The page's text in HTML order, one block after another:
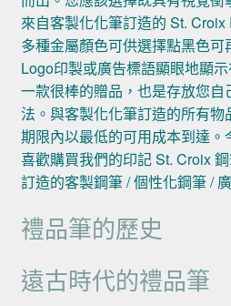
來自客製化化筆訂造的 St.
多種金屬顏色可供選擇點黑色可
Logo印製或廣告標語顯眼地顯
一款很棒的贈品，也是存放您
法。與客製化化筆訂造的所有
期限內以最低的可用成本到達
喜歡購買我們的印記 St. Croix
訂造的客製鋼筆 / 個性化鋼筆 /
禮品筆的歷史
遠古時代的禮品筆